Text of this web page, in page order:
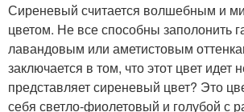
Сиреневый считается волшебным и
цветом. Не все способны заполонить
лавандовым или аметистовым
заключается в том, что этот цвет идет
представляет сиреневый цвет? Это
себя светло-фиолетовый и голубой с